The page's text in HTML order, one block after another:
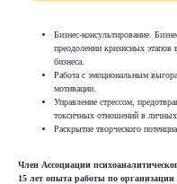
Бизнес-консультирование.
преодолении кризисных этапов
бизнеса.
Работа с эмоциональным
мотивации.
Управление стрессом,
токсичных отношений в личных
Раскрытие творческого
Член Ассоциации
15 лет опыта работы по организации